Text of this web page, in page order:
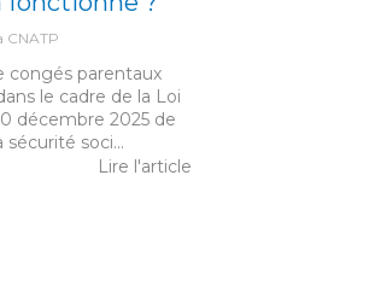
CNATP
congés parentaux
le cadre de la Loi
décembre 2025 de
soci...
Lire l'article